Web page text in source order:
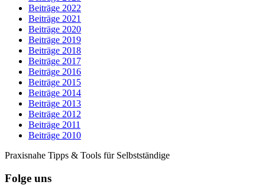
Beiträge 2022
Beiträge 2021
Beiträge 2020
Beiträge 2019
Beiträge 2018
Beiträge 2017
Beiträge 2016
Beiträge 2015
Beiträge 2014
Beiträge 2013
Beiträge 2012
Beiträge 2011
Beiträge 2010
Praxisnahe Tipps & Tools für Selbstständige
Folge uns